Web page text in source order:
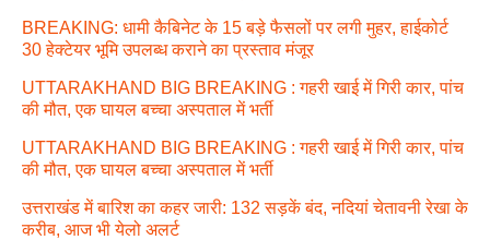
BREAKING: धामी कैबिनेट के 15 बड़े फैसलों पर लगी मुहर, हाईकोर्ट
30 हेक्टेयर भूमि उपलब्ध कराने का प्रस्ताव मंजूर
UTTARAKHAND BIG BREAKING : गहरी खाई में गिरी कार, पांच
की मौत, एक घायल बच्चा अस्पताल में भर्ती
UTTARAKHAND BIG BREAKING : गहरी खाई में गिरी कार, पांच
की मौत, एक घायल बच्चा अस्पताल में भर्ती
उत्तराखंड में बारिश का कहर जारी: 132 सड़कें बंद, नदियां चेतावनी रेखा के
करीब, आज भी येलो अलर्ट